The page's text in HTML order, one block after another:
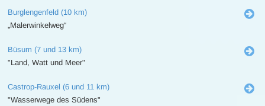
Burglengenfeld (10 km)
„Malerwinkelweg“
Büsum (7 und 13 km)
"Land, Watt und Meer"
Castrop-Rauxel (6 und 11 km)
"Wasserwege des Südens"